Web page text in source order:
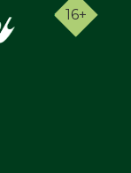
16+